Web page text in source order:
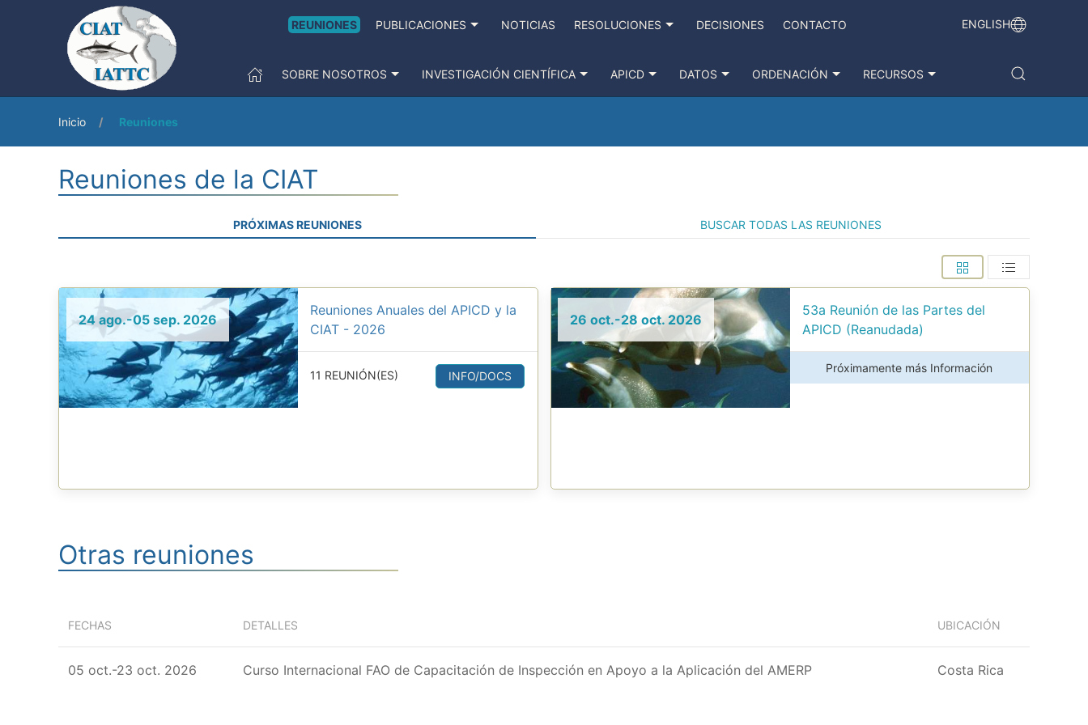
REUNIONES PUBLICACIONES NOTICIAS RESOLUCIONES DECISIONES CONTACTO ENGLISH
SOBRE NOSOTROS INVESTIGACIÓN CIENTÍFICA APICD DATOS ORDENACIÓN RECURSOS
Inicio Reuniones
Reuniones de la CIAT
PRÓXIMAS REUNIONES BUSCAR TODAS LAS REUNIONES
24 ago.-05 sep. 2026
Reuniones Anuales del APICD y la
CIAT - 2026
11 REUNIÓN(ES) INFO/DOCS
26 oct.-28 oct. 2026
53a Reunión de las Partes del
APICD (Reanudada)
Próximamente más Información
Otras reuniones
FECHAS DETALLES UBICACIÓN
05 oct.-23 oct. 2026 Curso Internacional FAO de Capacitación de Inspección en Apoyo a la Aplicación del AMERP Costa Rica